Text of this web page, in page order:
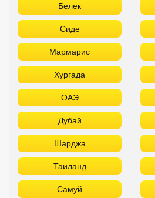
Белек
Сиде
Мармарис
Хургада
ОАЭ
Дубай
Шарджа
Таиланд
Самуй